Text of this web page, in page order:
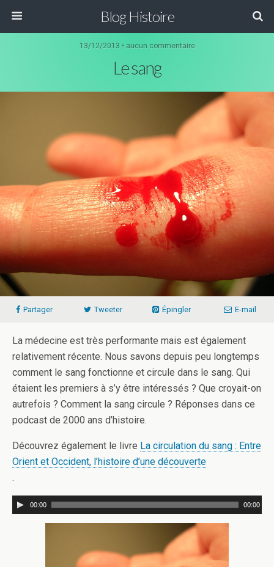
Blog Histoire
13/12/2013 • aucun commentaire
Le sang
Partager Tweeter Épingler E-mail
La médecine est très performante mais est également
relativement récente. Nous savons depuis peu longtemps
comment le sang fonctionne et circule dans le sang. Qui
étaient les premiers à s’y être intéressés ? Que croyait-on
autrefois ? Comment la sang circule ? Réponses dans ce
podcast de 2000 ans d’histoire.
Découvrez également le livre La circulation du sang : Entre
Orient et Occident, l’histoire d’une découverte
.
00:00 00:00